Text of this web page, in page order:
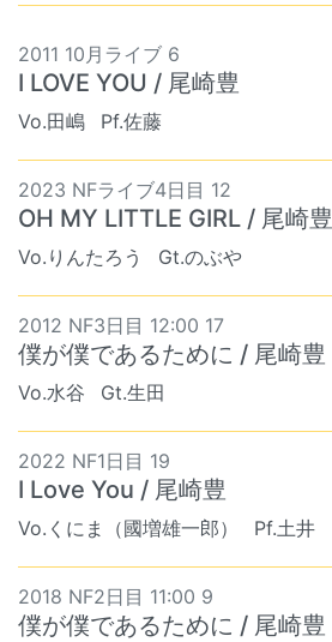
2011 10月ライブ 6
I LOVE YOU / 尾崎豊
Vo.田嶋 Pf.佐藤
2023 NFライブ4日目 12
OH MY LITTLE GIRL / 尾崎豊
Vo.りんたろう Gt.のぶや
2012 NF3日目 12:00 17
僕が僕であるために / 尾崎豊
Vo.水谷 Gt.生田
2022 NF1日目 19
I Love You / 尾崎豊
Vo.くにま（國増雄一郎） Pf.土井
2018 NF2日目 11:00 9
僕が僕であるために / 尾崎豊